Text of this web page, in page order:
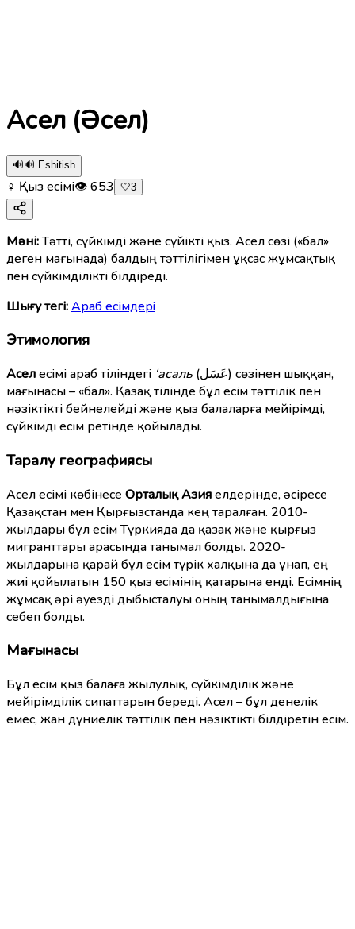
Асел (Әсел)
🔊🔊 Eshitish
♀ Қыз есімі👁653 🤍3
Мәні:Тәтті, сүйкімді және сүйікті қыз. Асел сөзі («бал»
деген мағынада) балдың тәттілігімен ұқсас жұмсақтық
пен сүйкімділікті білдіреді.
Шығу тегі:Араб есімдерi
Этимология
Аселесімі араб тіліндегі ‘асаль (عَسَل) сөзінен шыққан,
мағынасы – «бал». Қазақ тілінде бұл есім тәттілік пен
нәзіктікті бейнелейді және қыз балаларға мейірімді,
сүйкімді есім ретінде қойылады.
Таралу географиясы
Асел есімі көбінесе Орталық Азияелдерінде, әсіресе
Қазақстан мен Қырғызстанда кең таралған. 2010-
жылдары бұл есім Түркияда да қазақ және қырғыз
мигранттары арасында танымал болды. 2020-
жылдарына қарай бұл есім түрік халқына да ұнап, ең
жиі қойылатын 150 қыз есімінің қатарына енді. Есімнің
жұмсақ әрі әуезді дыбысталуы оның танымалдығына
себеп болды.
Мағынасы
Бұл есім қыз балаға жылулық, сүйкімділік және
мейірімділік сипаттарын береді. Асел – бұл денелік
емес, жан дүниелік тәттілік пен нәзіктікті білдіретін есім.